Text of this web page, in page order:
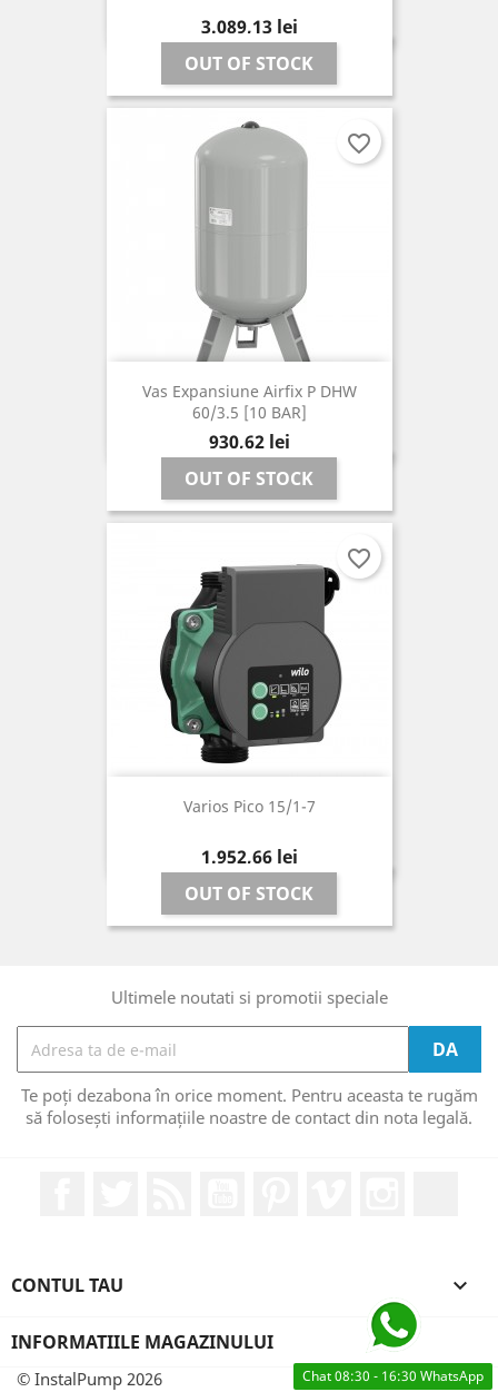
Pret
3.089,13 lei
OUT OF STOCK
Vas Expansiune Airfix P DHW
60/3.5 [10 BAR]
Pret
930,62 lei
OUT OF STOCK
favorite_border
Varios Pico 15/1-7
Pret
1.952,66 lei
OUT OF STOCK
favorite_border
Ultimele noutati si promotii speciale
Te poți dezabona în orice moment. Pentru aceasta te rugăm
să folosești informațiile noastre de contact din nota legală.
CONTUL TAU 
INFORMATIILE MAGAZINULUI
Chat 08:30 - 16:30 WhatsApp
© InstalPump 2026